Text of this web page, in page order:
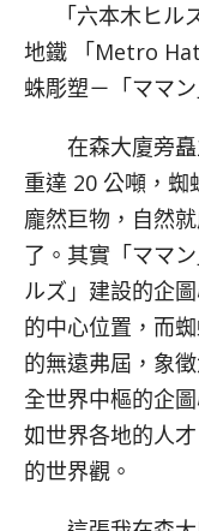
「六本木ヒ
地鐵 「Metro
蛛彫塑－「ママン
在森大廈旁矗
重達 20 公噸，蜘
龐然巨物，自然
了。其實「ママ
ルズ」建設的企
的中心位置，而
的無遠弗屆，象
全世界中樞的企
如世界各地的人
的世界觀。